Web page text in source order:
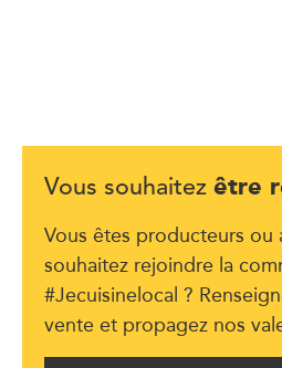
Vous souhaitez être
Vous êtes producteurs ou
souhaitez rejoindre la
#Jecuisinelocal ?
vente et propagez nos